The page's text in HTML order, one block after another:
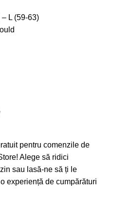
L (59-63)
pentru comenzile de
Alege să ridici
sau lasă-ne să ți le
experiență de cumpărături